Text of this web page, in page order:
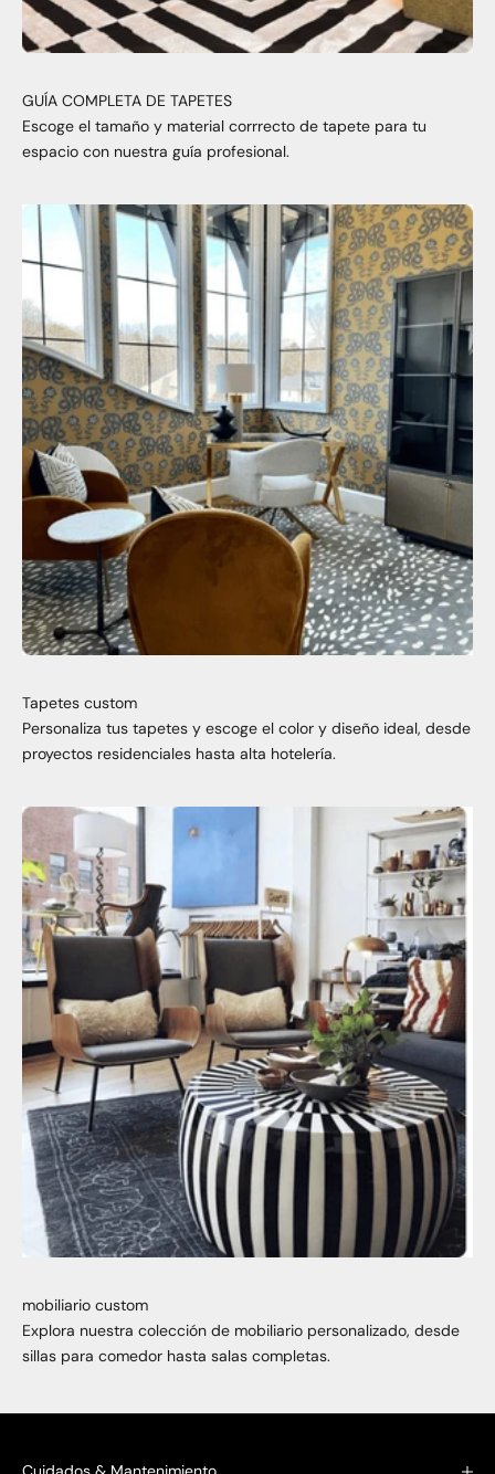
GUÍA COMPLETA DE TAPETES
Escoge el tamaño y material corrrecto de tapete para tu
espacio con nuestra guía profesional.
Tapetes custom
Personaliza tus tapetes y escoge el color y diseño ideal, desde
proyectos residenciales hasta alta hotelería.
mobiliario custom
Explora nuestra colección de mobiliario personalizado, desde
sillas para comedor hasta salas completas.